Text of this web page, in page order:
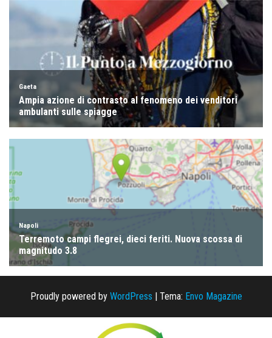
Proudly powered by WordPress | Tema: Envo Magazine